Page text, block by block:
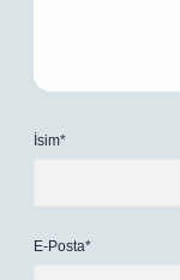
İsim*
E-Posta*